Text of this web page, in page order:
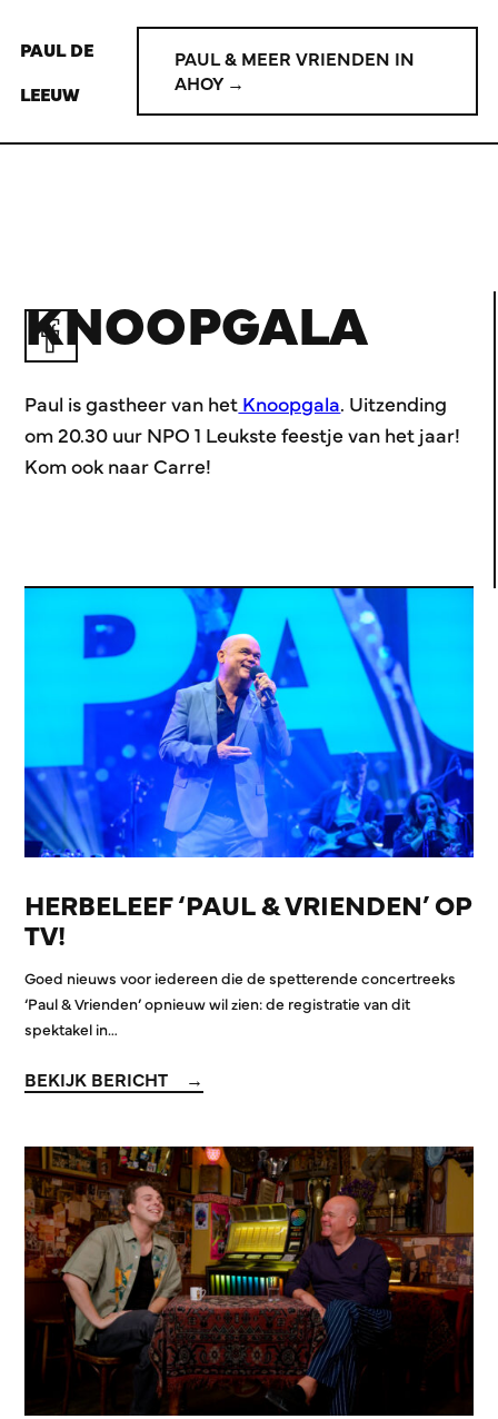
PAUL DE
LEEUW
PAUL & MEER VRIENDEN IN
AHOY →
KNOOPGALA
Paul is gastheer van het Knoopgala. Uitzending
om 20.30 uur NPO 1 Leukste feestje van het jaar!
Kom ook naar Carre!
HERBELEEF ‘PAUL & VRIENDEN’ OP
TV!
Goed nieuws voor iedereen die de spetterende concertreeks
‘Paul & Vrienden’ opnieuw wil zien: de registratie van dit
spektakel in…
BEKIJK BERICHT